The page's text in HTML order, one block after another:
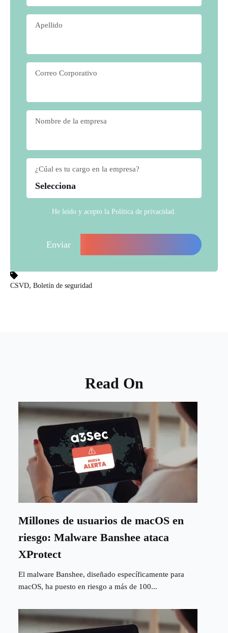
Apellido
Correo Corporativo
Nombre de la empresa
¿Cúal es tu cargo en la empresa?
He leído y acepto la Política de privacidad
CSVD, Boletín de seguridad
Read On
Millones de usuarios de macOS en
riesgo: Malware Banshee ataca
XProtect
El malware Banshee, diseñado específicamente para
macOS, ha puesto en riesgo a más de 100...